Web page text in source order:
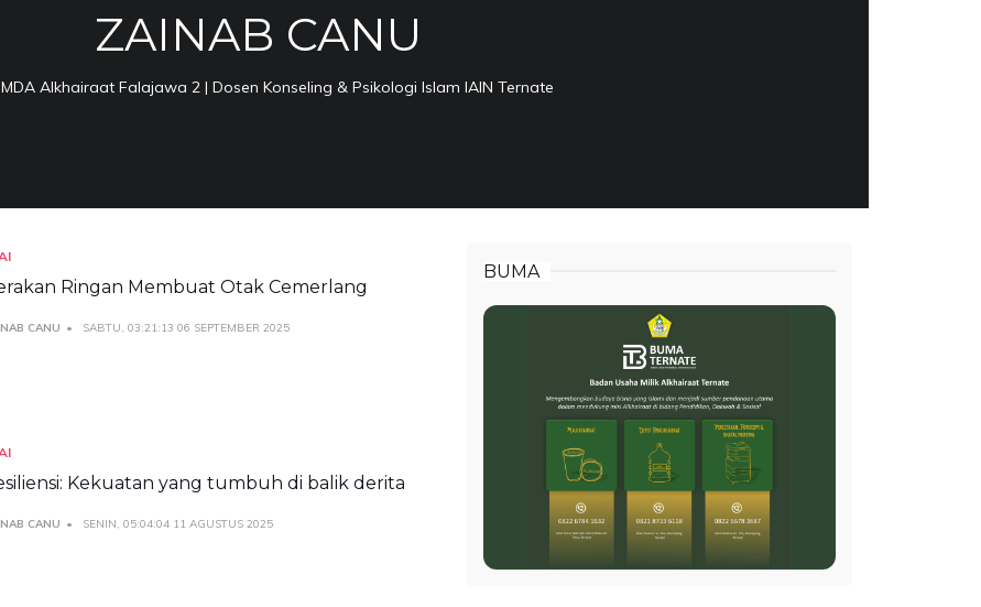
ZAINAB CANU
Alkhairaat Falajawa 2 | Dosen Konseling & Psikologi Islam IAIN Ternate
Ringan Membuat Otak Cemerlang
CANU SABTU, 03:21:13 06 SEPTEMBER 2025
Kekuatan yang tumbuh di balik derita
CANU SENIN, 05:04:04 11 AGUSTUS 2025
BUMA